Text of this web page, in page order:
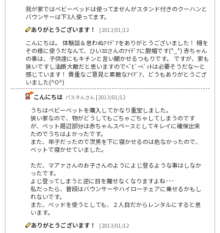
我が家ではベビーベッドは使ってませんがスタンド付きのクーハンと
バウンサーは下3人使ってます。
ありがとうございます！
| 2013/01/12
こんにちは。 体験談＆思わぬｱｲﾃﾞｱをありがとうございました！ 柵を
その様に使うだなんて、ひいｺﾛさんのｱｲﾃﾞｱに脱帽です(*_*) 赤ちゃん
の事は、子供逹にもキチンと言い聞かせるつもりです。 ですが、家も
狭いですし油断大敵だと思いますのでﾍﾞﾋﾞｰﾍﾞｯﾄは必要そうだな～と
感じています！ 貴重なご意見と素敵なｱｲﾃﾞｱ、どうもありがとうござ
いました(^O^)
こんにちは パスタんさん | 2013/01/12
うちはベビーベットを購入してかなり重宝しました。
狭い家なので、物がどうしてもごちゃごちゃしてしまうのです
が、ベット周辺部分は赤ちゃんスペースとしてキレイに確保出来
たのでうちはよかったです。
また、年子だったので次男を下に寝かせるのは危なかったので、
ベットで寝かせていました。
ただ、マアァさんのお子さんのようによじ登るような事はしなか
ったです。
よじ登ってしまうと逆に目を離せなくなりますよね･･･
私だったら、普段はバウンサーやハイローチェアに乗せるかもし
れないです。
また、ベッドを使うとしても、２人目だからレンタルにすると思
います。
ありがとうございます！
| 2013/01/12